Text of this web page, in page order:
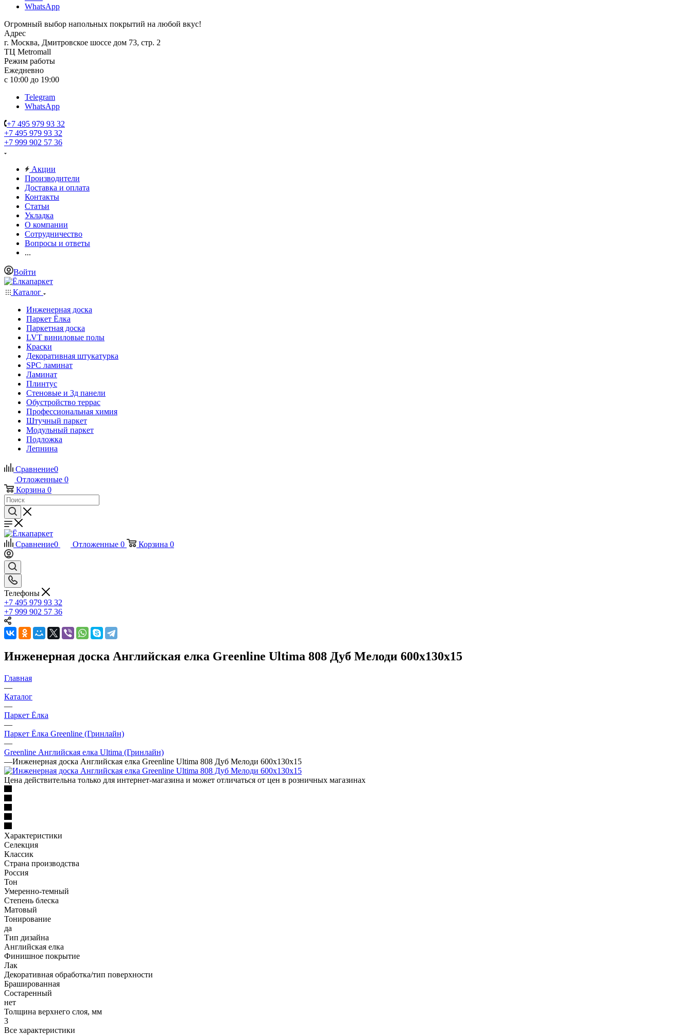
WhatsApp
Огромный выбор напольных покрытий на любой вкус!
Адрес
г. Москва, Дмитровское шоссе дом 73, стр. 2
ТЦ Metromall
Режим работы
Ежедневно
с 10:00 до 19:00
Telegram
WhatsApp
+7 495 979 93 32
+7 495 979 93 32
+7 999 902 57 36
Акции
Производители
Доставка и оплата
Контакты
Статьи
Укладка
О компании
Сотрудничество
Вопросы и ответы
...
Войти
Каталог
Инженерная доска
Паркет Ёлка
Паркетная доска
LVT виниловые полы
Краски
Декоративная штукатурка
SPC ламинат
Ламинат
Плинтус
Стеновые и 3д панели
Обустройство террас
Профессиональная химия
Штучный паркет
Модульный паркет
Подложка
Лепнина
Сравнение0
Отложенные 0
Корзина 0
Сравнение0 Отложенные 0 Корзина 0
Телефоны
+7 495 979 93 32
+7 999 902 57 36
Инженерная доска Английская елка Greenline Ultima 808 Дуб Мелоди 600х130х15
Главная
—
Каталог
—
Паркет Ёлка
—
Паркет Ёлка Greenline (Гринлайн)
—
Greenline Английская елка Ultima (Гринлайн)
—Инженерная доска Английская елка Greenline Ultima 808 Дуб Мелоди 600х130х15
Цена действительна только для интернет-магазина и может отличаться от цен в розничных магазинах
Характеристики
Селекция
Классик
Страна производства
Россия
Тон
Умеренно-темный
Степень блеска
Матовый
Тонирование
да
Тип дизайна
Английская елка
Финишное покрытие
Лак
Декоративная обработка/тип поверхности
Брашированная
Состаренный
нет
Толщина верхнего слоя, мм
3
Все характеристики